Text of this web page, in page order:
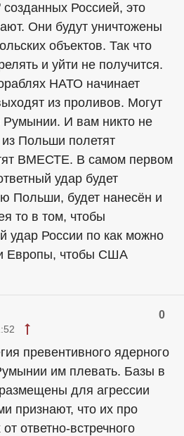
созданных Россией, это
Они будут уничтожены
объектов. Так что
и уйти не получится.
НАТО начинает
из проливов. Могут
И вам никто не
из Польши полетят
ВМЕСТЕ. В самом первом
удар будет
Польши, будет нанесён и
то в том, чтобы
удар России по как можно
Европы, чтобы США
0
превентивного ядерного
им плевать. Базы в
для агрессии
признают, что их про
ответно-встречного